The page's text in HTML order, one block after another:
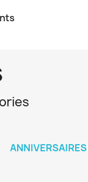
ANNIVERSAIRES